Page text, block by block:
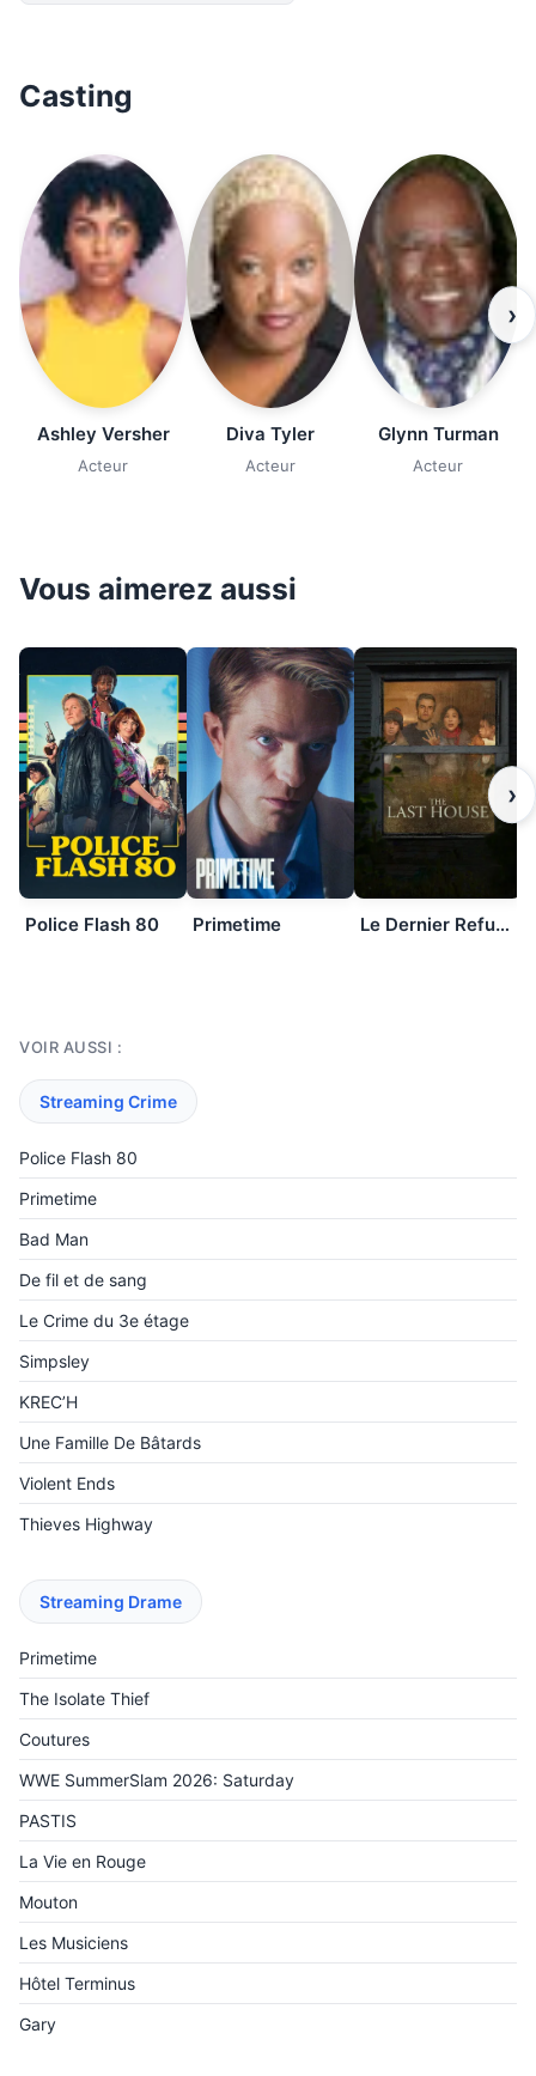
Casting
Ashley Versher
Acteur
Diva Tyler
Acteur
Glynn Turman
Acteur
›
Vous aimerez aussi
Police Flash 80 Primetime Le Dernier Refuge
›
VOIR AUSSI :
Streaming Crime
Police Flash 80
Primetime
Bad Man
De fil et de sang
Le Crime du 3e étage
Simpsley
KREC’H
Une Famille De Bâtards
Violent Ends
Thieves Highway
Streaming Drame
Primetime
The Isolate Thief
Coutures
WWE SummerSlam 2026: Saturday
PASTIS
La Vie en Rouge
Mouton
Les Musiciens
Hôtel Terminus
Gary